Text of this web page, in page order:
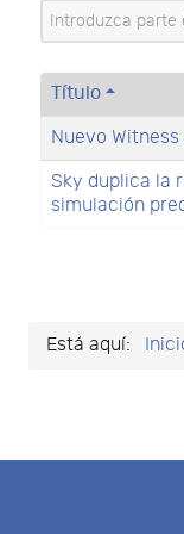
Introduzca
Título
Nuevo
Sky duplica la
simulación
Está aquí: